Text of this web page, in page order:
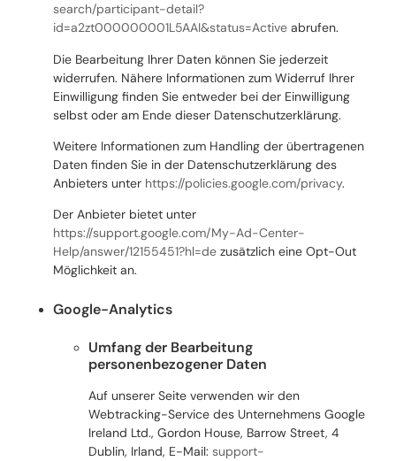
search/participant-detail?
id=a2zt000000001L5AAI&status=Active abrufen.
Die Bearbeitung Ihrer Daten können Sie jederzeit
widerrufen. Nähere Informationen zum Widerruf Ihrer
Einwilligung finden Sie entweder bei der Einwilligung
selbst oder am Ende dieser Datenschutzerklärung.
Weitere Informationen zum Handling der übertragenen
Daten finden Sie in der Datenschutzerklärung des
Anbieters unter https://policies.google.com/privacy.
Der Anbieter bietet unter
https://support.google.com/My-Ad-Center-
Help/answer/12155451?hl=de zusätzlich eine Opt-Out
Möglichkeit an.
Google-Analytics
Umfang der Bearbeitung
personenbezogener Daten
Auf unserer Seite verwenden wir den
Webtracking-Service des Unternehmens Google
Ireland Ltd., Gordon House, Barrow Street, 4
Dublin, Irland, E-Mail: support-